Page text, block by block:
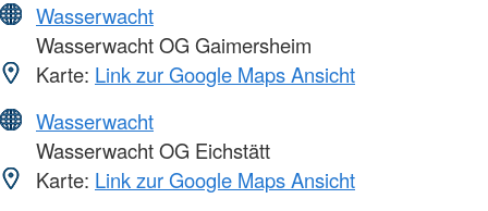
Wasserwacht
Wasserwacht OG Gaimersheim
Karte: Link zur Google Maps Ansicht
Wasserwacht
Wasserwacht OG Eichstätt
Karte: Link zur Google Maps Ansicht